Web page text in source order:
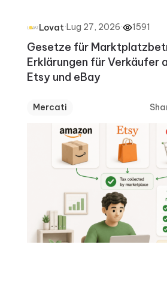
Lovat·Lug 27, 2026· 1591
Gesetze für
Erklärungen für Verkäufer
Etsy und eBay
Mercati